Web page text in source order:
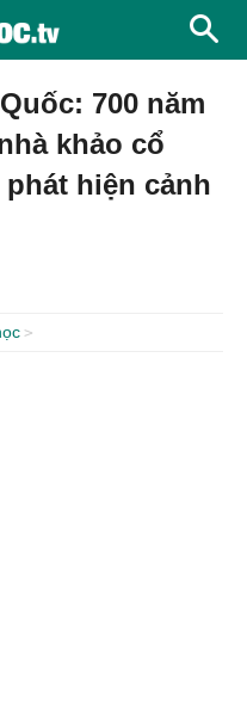
700 năm
khảo cổ
hiện cảnh